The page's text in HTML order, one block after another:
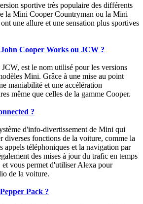
sportive très populaire des différents
la Mini Cooper Countryman ou la Mini
une allure et une sensation plus sportives
Cooper Works ou JCW ?
est le nom utilisé pour les versions
Mini. Grâce à une mise au point
maniabilité et une accélération
même que celles de la gamme Cooper.
?
d'info-divertissement de Mini qui
diverses fonctions de la voiture, comme la
appels téléphoniques et la navigation par
des mises à jour du trafic en temps
vous permet d'utiliser Alexa pour
de la voiture.
Pack ?